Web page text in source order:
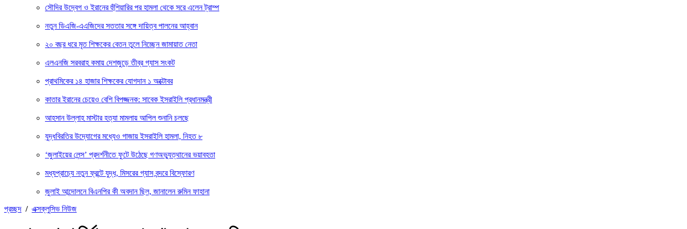
সৌদির উদ্বেগ ও ইরানের হুঁশিয়ারির পর হামলা থেকে সরে এলেন ট্রাম্প
নতুন ডিএজি-এএজিদের সততার সঙ্গে দায়িত্ব পালনের আহ্বান
২০ বছর ধরে মৃত শিক্ষকের বেতন তুলে নিচ্ছেন জামায়াত নেতা
এলএনজি সরবরাহ কমায় দেশজুড়ে তীব্র গ্যাস সংকট
প্রাথমিকের ১৪ হাজার শিক্ষকের যোগদান ১ অক্টোবর
কাতার ইরানের চেয়েও বেশি বিপজ্জনক: সাবেক ইসরাইলি প্রধানমন্ত্রী
আহসান উল্লাহ মাস্টার হত্যা মামলায় আপিল শুনানি চলছে
যুদ্ধবিরতির উদ্যোগের মধ্যেও গাজায় ইসরাইলি হামলা, নিহত ৮
‘জুলাইয়ের লেন্স’ প্রদর্শনীতে ফুটে উঠেছে গণঅভ্যুত্থানের ভয়াবহতা
মধ্যপ্রাচ্যে নতুন ফ্রন্টে যুদ্ধ, মিসরের গ্যাস বন্দরে বিস্ফোরণ
জুলাই আন্দোলনে বিএনপির কী অবদান ছিল, জানালেন রুমিন ফাহানা
প্রচ্ছদ / এক্সক্লুসিভ নিউজ